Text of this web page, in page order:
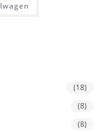
(18)
(8)
(8)